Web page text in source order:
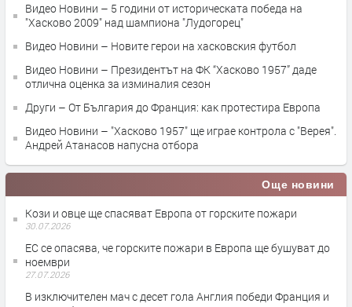
Видео Новини – 5 години от историческата победа на
"Хасково 2009" над шампиона "Лудогорец"
Видео Новини – Новите герои на хасковския футбол
Видео Новини – Президентът на ФК “Хасково 1957” даде
отлична оценка за изминалия сезон
Други – От България до Франция: как протестира Европа
Видео Новини – "Хасково 1957" ще играе контрола с "Верея".
Андрей Атанасов напусна отбора
Още новини
Кози и овце ще спасяват Европа от горските пожари
30.07.2026
ЕС се опасява, че горските пожари в Европа ще бушуват до
ноември
27.07.2026
В изключителен мач с десет гола Англия победи Франция и